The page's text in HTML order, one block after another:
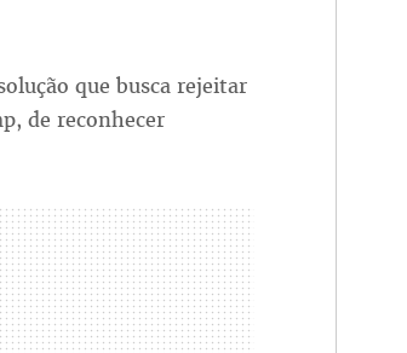
que busca rejeitar
de reconhecer